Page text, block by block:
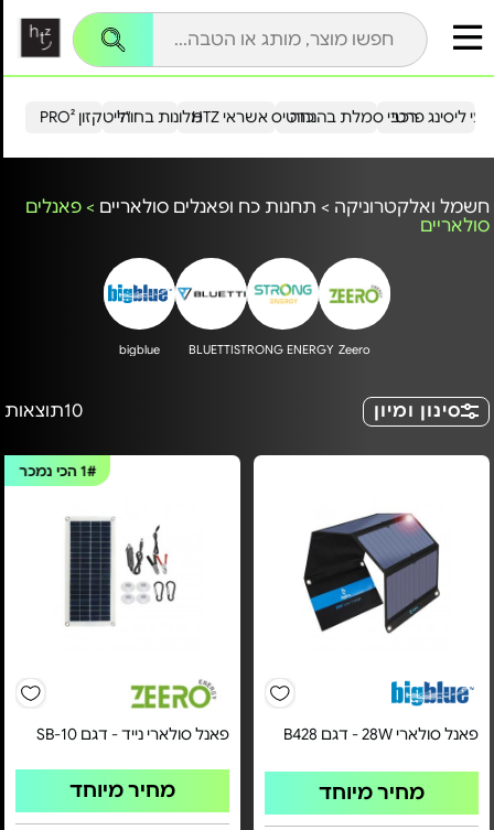
הייטקזון PRO²מלונות בחו"ל כרטיס אשראי HTZ ליסינג פרטירכבי סמלת בהנחה
חשמל ואלקטרוניקה > תחנות כח ופאנלים סולאריים > פאנלים
סולאריים
Zeero
STRONG ENERGY
BLUETTI
bigblue
סינון ומיון 10תוצאות
פאנל סולארי 28W - דגם B428
מחיר מיוחד
1#הכי נמכר
פאנל סולארי נייד - דגם SB-10
מחיר מיוחד